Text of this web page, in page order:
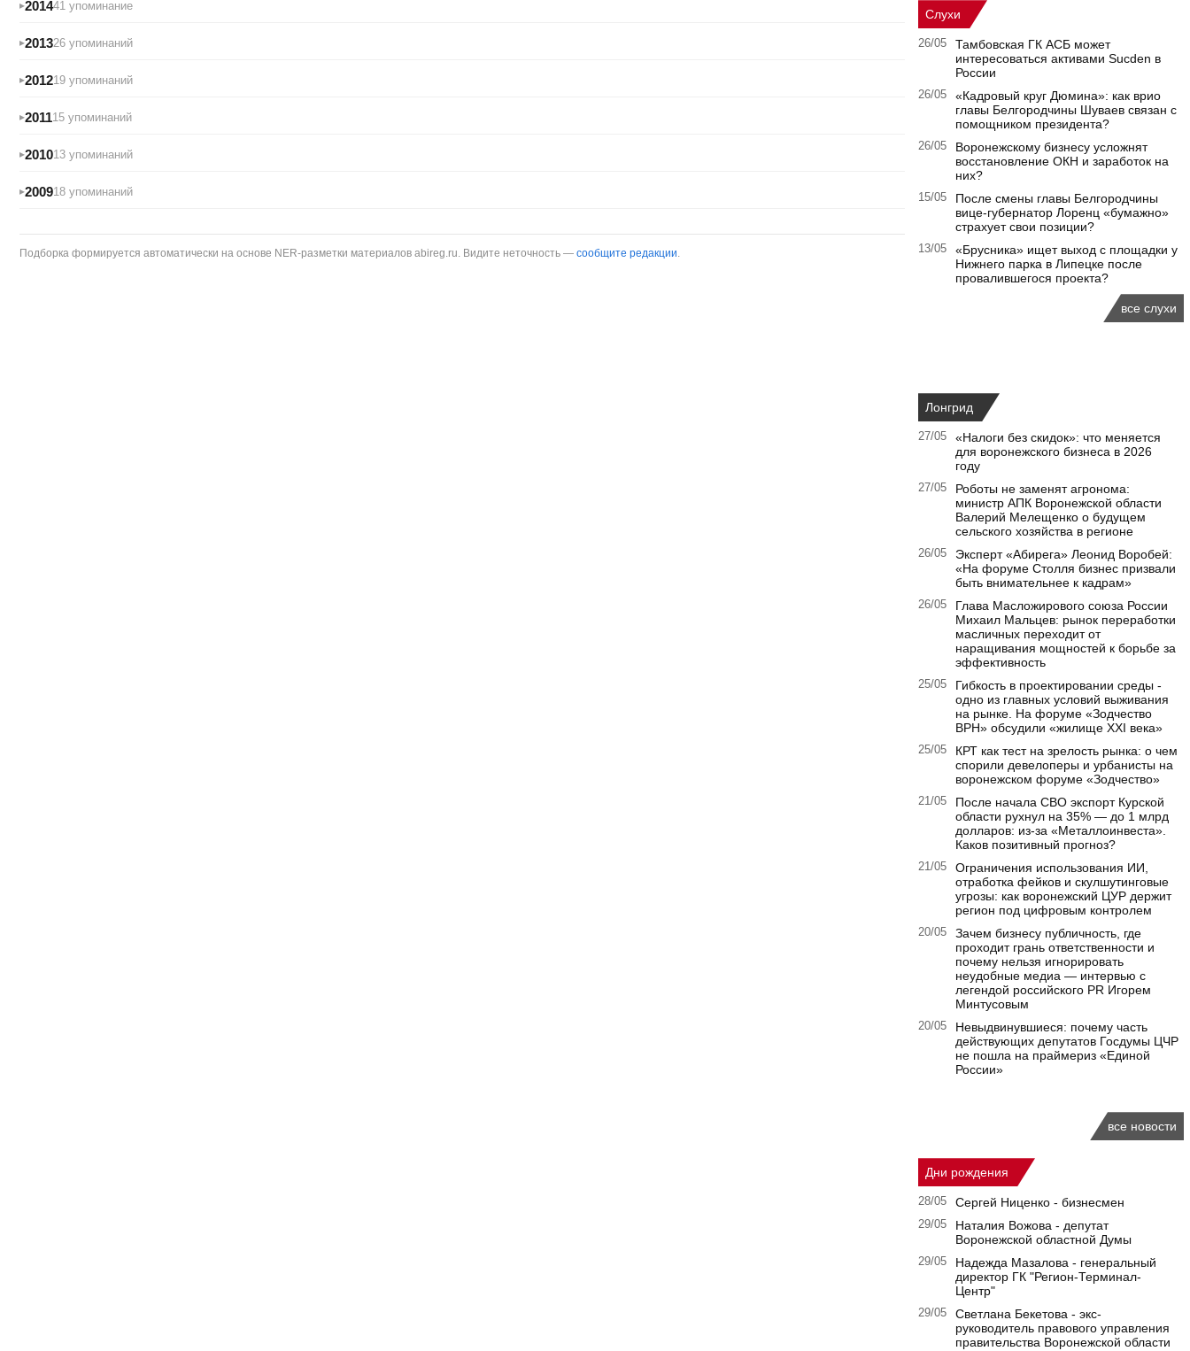
201441 упоминание
201326 упоминаний
201219 упоминаний
201115 упоминаний
201013 упоминаний
200918 упоминаний
Подборка формируется автоматически на основе NER-разметки материалов abireg.ru. Видите неточность — сообщите редакции.
Слухи
26/05
Тамбовская ГК АСБ может
интересоваться активами Sucden в
России
26/05
«Кадровый круг Дюмина»: как врио
главы Белгородчины Шуваев связан с
помощником президента?
26/05
Воронежскому бизнесу усложнят
восстановление ОКН и заработок на
них?
15/05
После смены главы Белгородчины
вице-губернатор Лоренц «бумажно»
страхует свои позиции?
13/05
«Брусника» ищет выход с площадки у
Нижнего парка в Липецке после
провалившегося проекта?
все слухи
Лонгрид
27/05
«Налоги без скидок»: что меняется
для воронежского бизнеса в 2026
году
27/05
Роботы не заменят агронома:
министр АПК Воронежской области
Валерий Мелещенко о будущем
сельского хозяйства в регионе
26/05
Эксперт «Абирега» Леонид Воробей:
«На форуме Столля бизнес призвали
быть внимательнее к кадрам»
26/05
Глава Масложирового союза России
Михаил Мальцев: рынок переработки
масличных переходит от
наращивания мощностей к борьбе за
эффективность
25/05
Гибкость в проектировании среды -
одно из главных условий выживания
на рынке. На форуме «Зодчество
ВРН» обсудили «жилище XXI века»
25/05
КРТ как тест на зрелость рынка: о чем
спорили девелоперы и урбанисты на
воронежском форуме «Зодчество»
21/05
После начала СВО экспорт Курской
области рухнул на 35% — до 1 млрд
долларов: из-за «Металлоинвеста».
Каков позитивный прогноз?
21/05
Ограничения использования ИИ,
отработка фейков и скулшутинговые
угрозы: как воронежский ЦУР держит
регион под цифровым контролем
20/05
Зачем бизнесу публичность, где
проходит грань ответственности и
почему нельзя игнорировать
неудобные медиа — интервью с
легендой российского PR Игорем
Минтусовым
20/05
Невыдвинувшиеся: почему часть
действующих депутатов Госдумы ЦЧР
не пошла на праймериз «Единой
России»
все новости
Дни рождения
28/05 Сергей Ниценко - бизнесмен
29/05
Наталия Вожова - депутат
Воронежской областной Думы
29/05
Надежда Мазалова - генеральный
директор ГК "Регион-Терминал-
Центр"
29/05
Светлана Бекетова - экс-
руководитель правового управления
правительства Воронежской области